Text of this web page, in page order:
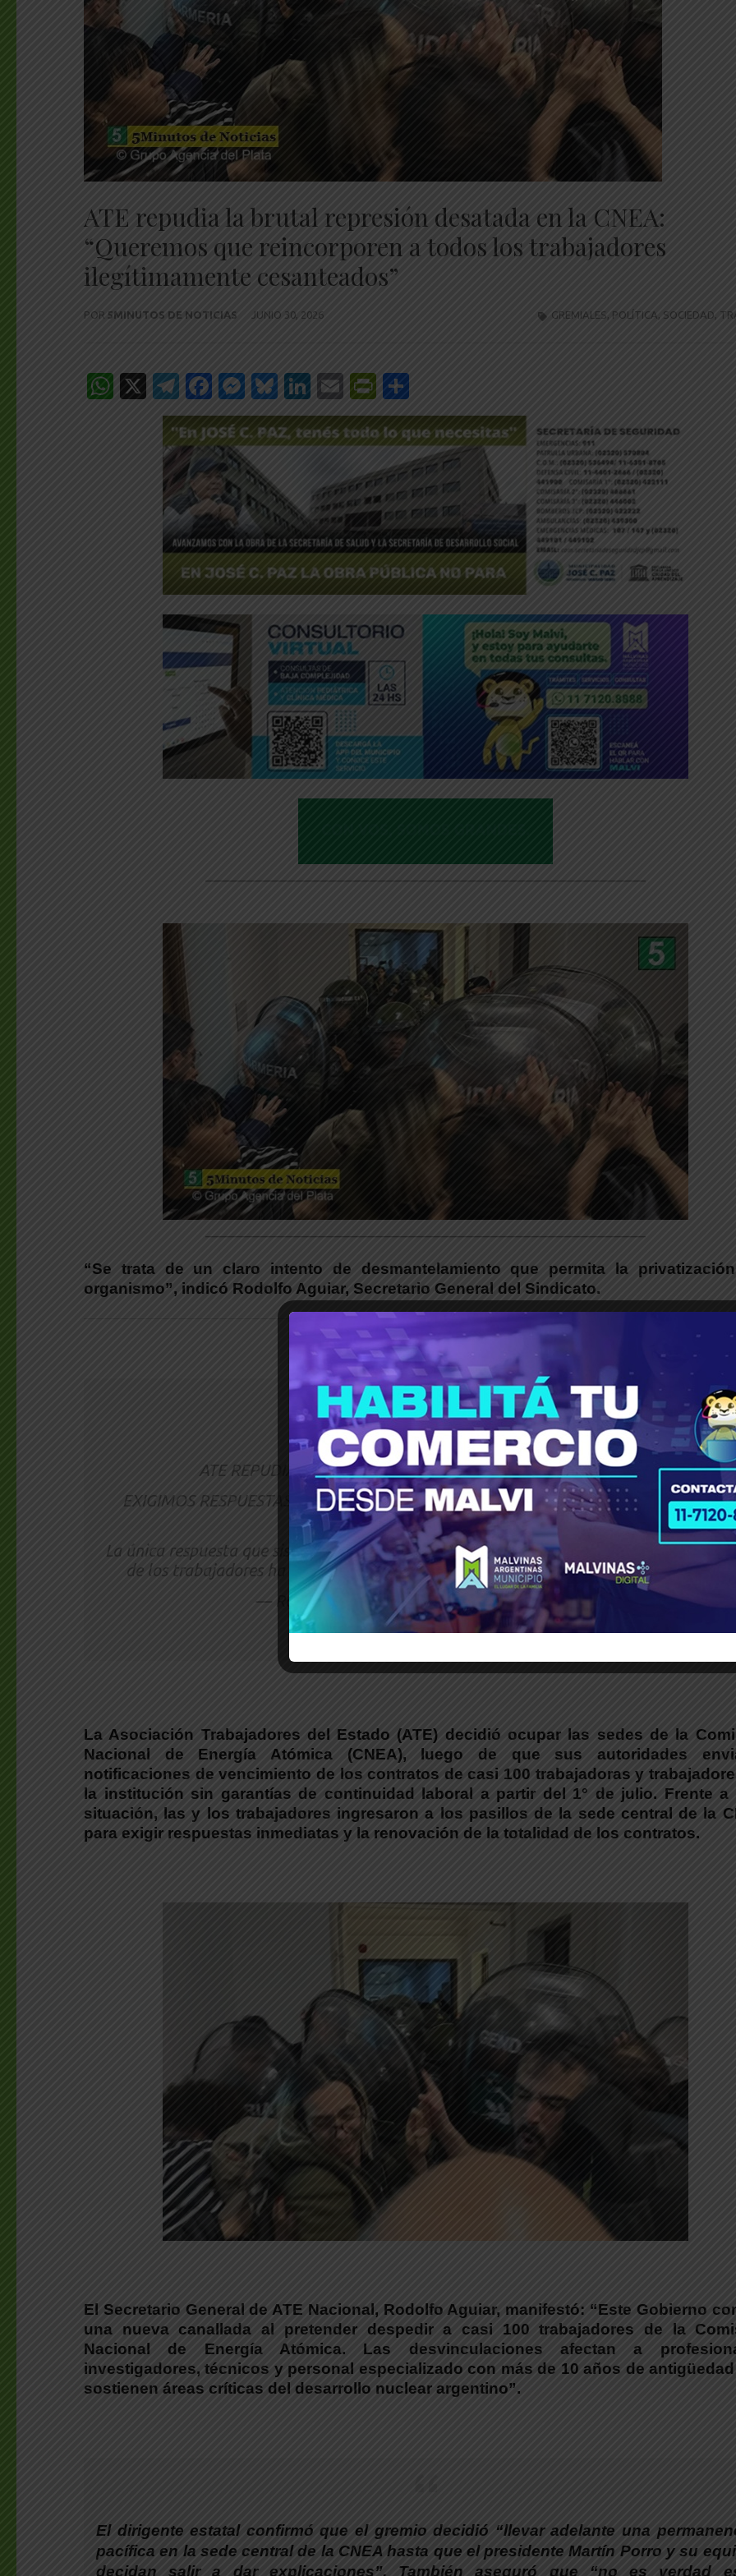
ATE repudia la brutal represión desatada en la CNEA:
“Queremos que reincorporen a todos los trabajadores
ilegítimamente cesanteados”
POR 5MINUTOS DE NOTICIAS JUNIO 30, 2026 GREMIALES, POLÍTICA, SOCIEDAD ,
WhatsApp
X Telegram
Facebook
Messenger
Bluesky
LinkedIn
EmailPrintFriendly
“Se trata de un claro intento de desmantelamiento que permita la
organismo”, indicó Rodolfo Aguiar, Secretario General del Sindicato.
AHORA | MUY GRAVE!!
ATE REPUDIA LA BRUTAL REPRESIÓN DESATADA EN LA CNEA!!
EXIGIMOS RESPUESTAS Y VAMOS A PROFUNDIZAR NUESTRAS MEDIDAS DE ACCIÓN
DIRECTA!!
La única respuesta que sistemáticamente ha brindado este Gobierno a los justos
de los trabajadores ha sido…https://t.co/XmIP7IjEmL pic.twitter.com/kdiz9MdNbO
— Rodolfo Aguiar (@rodoaguiar)June 30, 2026
La Asociación Trabajadores del Estado (ATE) decidió ocupar las sedes de la
Nacional de Energía Atómica (CNEA), luego de que sus autoridades
notificaciones de vencimiento de los contratos de casi 100 trabajadoras y
la institución sin garantías de continuidad laboral a partir del 1° de julio. Frente a
situación, las y los trabajadores ingresaron a los pasillos de la sede central de la
para exigir respuestas inmediatas y la renovación de la totalidad de los contratos.
El Secretario General de ATE Nacional, Rodolfo Aguiar, manifestó: “Este Gobierno
una nueva canallada al pretender despedir a casi 100 trabajadores de la
Nacional de Energía Atómica. Las desvinculaciones afectan a
investigadores, técnicos y personal especializado con más de 10 años de
sostienen áreas críticas del desarrollo nuclear argentino”.
El dirigente estatal confirmó que el gremio decidió “llevar adelante una
pacífica en la sede central de la CNEA hasta que el presidente Martín Porro y su
decidan salir a dar explicaciones”. También aseguró que “no es verdad